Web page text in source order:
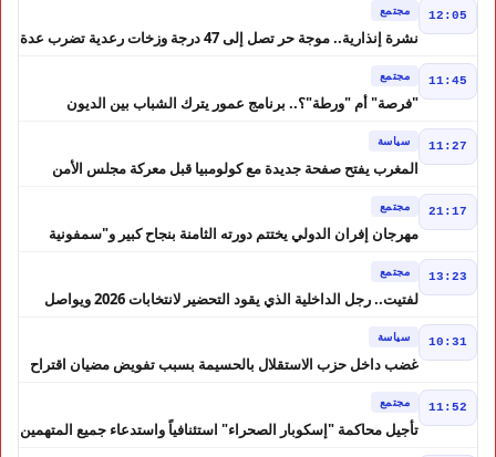
12:05 مجتمع
نشرة إنذارية.. موجة حر تصل إلى 47 درجة وزخات رعدية تضرب عدة
11:45 مجتمع
"فرصة" أم "ورطة"؟.. برنامج عمور يترك الشباب بين الديون
11:27 سياسة
المغرب يفتح صفحة جديدة مع كولومبيا قبل معركة مجلس الأمن
21:17 مجتمع
مهرجان إفران الدولي يختتم دورته الثامنة بنجاح كبير و"سمفونية
13:23 مجتمع
لفتيت.. رجل الداخلية الذي يقود التحضير لانتخابات 2026 ويواصل
10:31 سياسة
غضب داخل حزب الاستقلال بالحسيمة بسبب تفويض مضيان اقتراح
11:52 مجتمع
تأجيل محاكمة "إسكوبار الصحراء" استئنافياً واستدعاء جميع المتهمين